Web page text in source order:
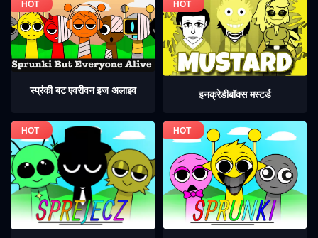
स्प्रंकी बट एवरीवन इज अलाइव इनक्रेडीबॉक्स मस्टर्ड